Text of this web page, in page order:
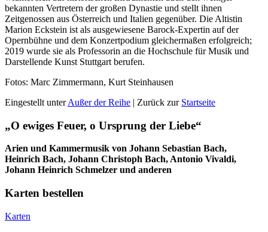
bekannten Vertretern der großen Dynastie und stellt ihnen
Zeitgenossen aus Österreich und Italien gegenüber. Die Altistin
Marion Eckstein ist als ausgewiesene Barock-Expertin auf der
Opernbühne und dem Konzertpodium gleicher­maßen erfolgreich;
2019 wurde sie als Professorin an die Hochschule für Musik und
Darstellende Kunst Stuttgart berufen.
Fotos: Marc Zimmermann, Kurt Steinhausen
Eingestellt unterAußer der Reihe | Zurück zur Startseite
„O ewiges Feuer, o Ursprung der Liebe“
Arien und Kammermusik von Johann Sebastian Bach,
Heinrich Bach, Johann Christoph Bach, Antonio Vivaldi,
Johann Heinrich Schmelzer und anderen
Karten bestellen
Karten